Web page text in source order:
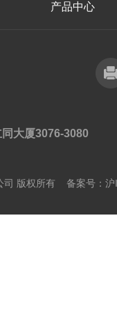
产品中心
同大厦3076-3080
司 版权所有 备案号：